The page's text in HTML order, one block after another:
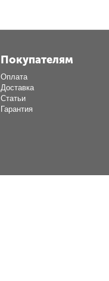
Покупателям
Оплата
Доставка
Статьи
Гарантия